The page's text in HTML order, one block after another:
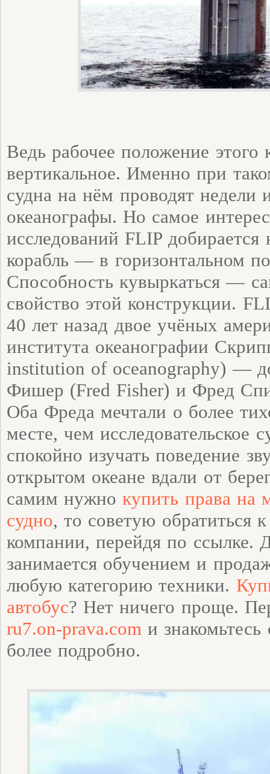
Ведь рабочее положение этого
вертикальное. Именно при
судна на нём проводят недели
океанографы. Но самое
исследований FLIP
корабль — в горизонтальном
Способность кувыркаться —
свойство этой конструкции.
40 лет назад двое учёных
института океанографии
institution of oceanography) —
Фишер (Fred Fisher) и Фред
Оба Фреда мечтали о более
месте, чем исследовательское
спокойно изучать поведение
открытом океане вдали от
самим нужнокупить права на
судно, то советую обратиться
компании, перейдя по ссылке.
занимается обучением и
любую категорию техники.
автобус? Нет ничего проще.
ru7.on-prava.com и
более подробно.